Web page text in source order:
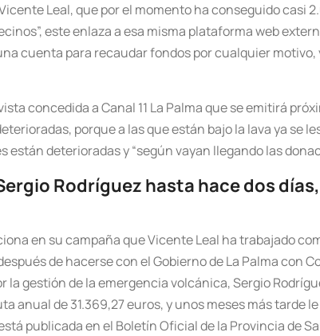
Leal, que por el momento ha conseguido casi
este enlaza a esa misma plataforma web
cuenta para recaudar fondos por cualquier
concedida a Canal 11 La Palma que se emitirá
porque a las que están bajo la lava ya se
están deterioradas y “según vayan llegando las
Rodríguez hasta hace dos
en su campaña que Vicente Leal ha trabajado
de hacerse con el Gobierno de La Palma
gestión de la emergencia volcánica, Sergio
anual de 31.369,27 euros, y unos meses más tarde
publicada en el Boletín Oficial de la Provincia de